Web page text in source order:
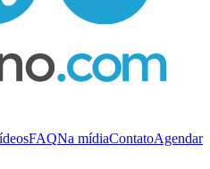
FAQNa mídiaContatoAgendar